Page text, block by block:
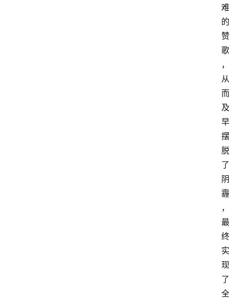
难
的
赞
歌
，
从
而
及
早
摆
脱
了
阴
霾
，
最
终
实
现
了
全